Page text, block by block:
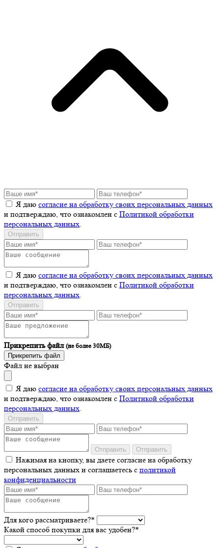
Я даю согласие на обработку своих персональных данных
и подтверждаю, что ознакомлен с Политикой обработки
персональных данных
Отправить
Я даю согласие на обработку своих персональных данных
и подтверждаю, что ознакомлен с Политикой обработки
персональных данных
Отправить
Прикрепить файл (не более 30МБ)
Прикрепить файл
Файл не выбран
Я даю согласие на обработку своих персональных данных
и подтверждаю, что ознакомлен с Политикой обработки
персональных данных
Отправить
Отправить Отправить
Нажимая на кнопку, вы даете согласие на обработку
персональных данных и соглашаетесь c политикой
конфиденциальности
Для кого рассматриваете?*
Какой способ покупки для вас удобен?*